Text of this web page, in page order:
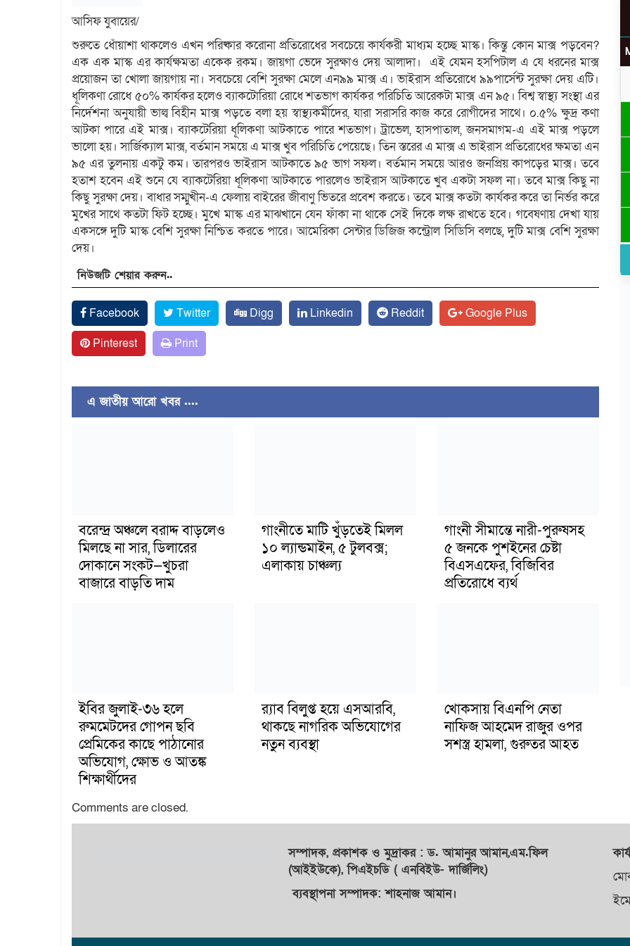
আসিফ যুবায়ের/
শুরুতে ধোঁয়াশা থাকলেও এখন পরিষ্কার করোনা প্রতিরোধের সবচেয়ে কার্যকরী মাধ্যম হচ্ছে মাস্ক। কিন্তু কোন মাক্স পড়বেন?
এক এক মাস্ক এর কার্যক্ষমতা একেক রকম। জায়গা ভেদে সুরক্ষাও দেয় আলাদা। এই যেমন হসপিটাল এ যে ধরনের মাক্স
প্রয়োজন তা খোলা জায়গায় না। সবচেয়ে বেশি সুরক্ষা মেলে এন৯৯ মাক্স এ। ভাইরাস প্রতিরোধে ৯৯পার্সেন্ট সুরক্ষা দেয় এটি।
ধূলিকণা রোধে ৫০% কার্যকর হলেও ব্যাকটোরিয়া রোধে শতভাগ কার্যকর পরিচিতি আরেকটা মাক্স এন ৯৫। বিশ্ব স্বাস্থ্য সংস্থা এর
নির্দেশনা অনুযায়ী ভাল্ব বিহীন মাক্স পড়তে বলা হয় স্বাস্থ্যকর্মীদের, যারা সরাসরি কাজ করে রোগীদের সাথে। ০.৫% ক্ষুদ্র কণা
আটকা পারে এই মাক্স। ব্যাকটেরিয়া ধূলিকণা আটকাতে পারে শতভাগ। ট্রাভেল, হাসপাতাল, জনসমাগম-এ এই মাক্স পড়লে
ভালো হয়। সার্জিক্যাল মাক্স, বর্তমান সময়ে এ মাক্স খুব পরিচিতি পেয়েছে। তিন স্তরের এ মাক্স এ ভাইরাস প্রতিরোধের ক্ষমতা এন
৯৫ এর তুলনায় একটু কম। তারপরও ভাইরাস আটকাতে ৯৫ ভাগ সফল। বর্তমান সময়ে আরও জনপ্রিয় কাপড়ের মাক্স। তবে
হতাশ হবেন এই শুনে যে ব্যাকটেরিয়া ধূলিকণা আটকাতে পারলেও ভাইরাস আটকাতে খুব একটা সফল না। তবে মাক্স কিছু না
কিছু সুরক্ষা দেয়। বাধার সম্মুখীন-এ ফেলায় বাইরের জীবাণু ভিতরে প্রবেশ করতে। তবে মাক্স কতটা কার্যকর করে তা নির্ভর করে
মুখের সাথে কতটা ফিট হচ্ছে। মুখে মাস্ক এর মাঝখানে যেন ফাঁকা না থাকে সেই দিকে লক্ষ রাখতে হবে। গবেষণায় দেখা যায়
একসঙ্গে দুটি মাস্ক বেশি সুরক্ষা নিশ্চিত করতে পারে। আমেরিকা সেন্টার ডিজিজ কন্ট্রোল সিডিসি বলছে, দুটি মাক্স বেশি সুরক্ষা
দেয়।
নিউজটি শেয়ার করুন..
Facebook Twitter Digg Linkedin Reddit
Google Plus
Pinterest
Print
এ জাতীয় আরো খবর ....
বরেন্দ্র অঞ্চলে বরাদ্দ বাড়লেও
মিলছে না সার, ডিলারের
দোকানে সংকট—খুচরা
বাজারে বাড়তি দাম
গাংনীতে মাটি খুঁড়তেই মিলল
১০ ল্যান্ডমাইন, ৫ টুলবক্স;
এলাকায় চাঞ্চল্য
গাংনী সীমান্তে নারী-পুরুষসহ
৫ জনকে পুশইনের চেষ্টা
বিএসএফের, বিজিবির
প্রতিরোধে ব্যর্থ
ইবির জুলাই-৩৬ হলে
রুমমেটদের গোপন ছবি
প্রেমিকের কাছে পাঠানোর
অভিযোগ, ক্ষোভ ও আতঙ্ক
শিক্ষার্থীদের
র‍্যাব বিলুপ্ত হয়ে এসআরবি,
থাকছে নাগরিক অভিযোগের
নতুন ব্যবস্থা
খোকসায় বিএনপি নেতা
নাফিজ আহমেদ রাজুর ওপর
সশস্ত্র হামলা, গুরুতর আহত
Comments are closed.
সম্পাদক, প্রকাশকওমুদ্রাকর: ড. আমানুর আমান,এম.ফিল
(আইইউকে), পিএইচডি ( এনবিইউ- দার্জিলিং)
ব্যবস্থাপনা সম্পাদক: শাহনাজ আমান।